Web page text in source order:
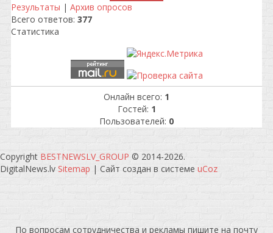
Результаты | Архив опросов
Всего ответов: 377
Статистика
Онлайн всего: 1
Гостей: 1
Пользователей: 0
Copyright BESTNEWSLV_GROUP © 2014-2026.
DigitalNews.lv Sitemap | Сайт создан в системе uCoz
По вопросам сотрудничества и рекламы пишите на почту